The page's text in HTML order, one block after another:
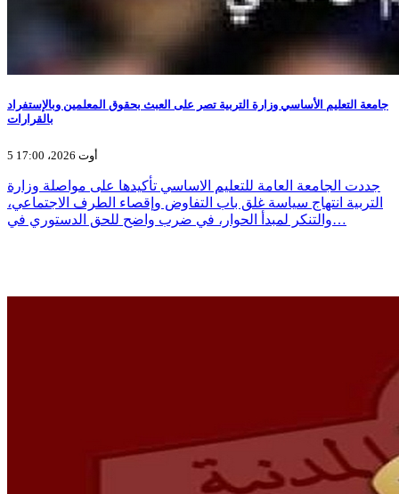
جامعة التعليم الأساسي وزارة التربية تصر على العبث بحقوق المعلمين وبالإستفراد
بالقرارات
5 أوت 2026، 17:00
جددت الجامعة العامة للتعليم الاساسي تأكيدها على مواصلة وزارة
التربية انتهاج سياسة غلق باب التفاوض وإقصاء الطرف الاجتماعي،
والتنكر لمبدأ الحوار، في ضرب واضح للحق الدستوري في…